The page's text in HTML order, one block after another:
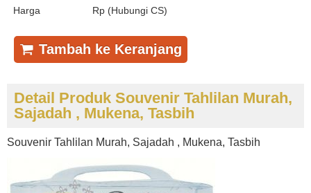
Harga
Rp (Hubungi CS)
Tambah ke Keranjang
Detail Produk Souvenir Tahlilan Murah,
Sajadah , Mukena, Tasbih
Souvenir Tahlilan Murah, Sajadah , Mukena, Tasbih